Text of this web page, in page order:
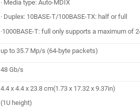
· Media type: Auto-MDIX
· Duplex: 10BASE-T/100BASE-TX: half or full
·1000BASE-T: full only supports a maximum of
up to 35.7 Mp/s (64-byte packets)
48 Gb/s
4.4 x 4.4 x 23.8 cm(1.73 x 17.32 x 9.37in)
(1U height)